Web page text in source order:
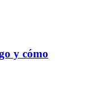
y cómo